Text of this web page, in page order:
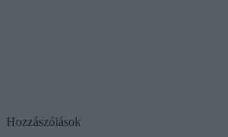
Hozzászólások